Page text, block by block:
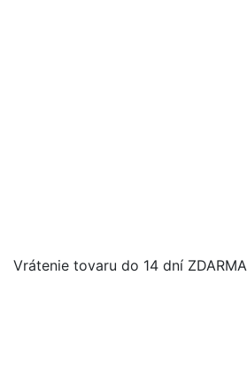
Vrátenie tovaru do 14 dní ZDARMA